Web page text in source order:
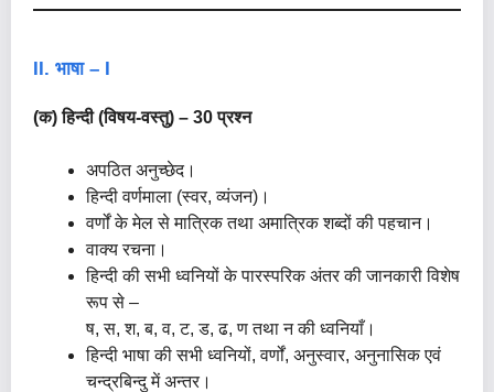
II. भाषा – I
(क) हिन्दी (विषय-वस्तु) – 30 प्रश्न
अपठित अनुच्छेद।
हिन्दी वर्णमाला (स्वर, व्यंजन)।
वर्णों के मेल से मात्रिक तथा अमात्रिक शब्दों की पहचान।
वाक्य रचना।
हिन्दी की सभी ध्वनियों के पारस्परिक अंतर की जानकारी विशेष
रूप से –
ष, स, श, ब, व, ट, ड, ढ, ण तथा न की ध्वनियाँ।
हिन्दी भाषा की सभी ध्वनियों, वर्णों, अनुस्वार, अनुनासिक एवं
चन्द्रबिन्दु में अन्तर।